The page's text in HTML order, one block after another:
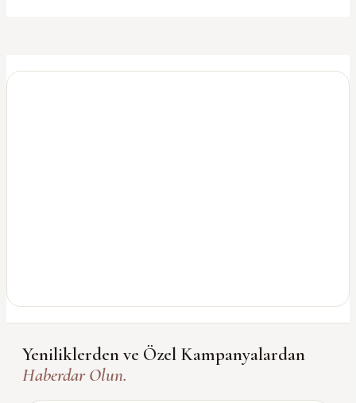
Yeniliklerden ve Özel Kampanyalardan
Haberdar Olun.